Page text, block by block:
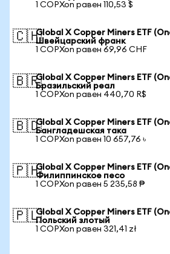
1 COPXon равен 110,53 $
🇨🇭Global X Copper Miners ETF
Швейцарский франк
1 COPXon равен 69,96 CHF
🇧🇷Global X Copper Miners ETF
Бразильский реал
1 COPXon равен 440,70 R$
🇧🇩Global X Copper Miners ETF
Бангладешская така
1 COPXon равен 10 657,76 ৳
🇵🇭Global X Copper Miners ETF
Филиппинское песо
1 COPXon равен 5 235,58 ₱
🇵🇱Global X Copper Miners ETF
Польский злотый
1 COPXon равен 321,41 zł